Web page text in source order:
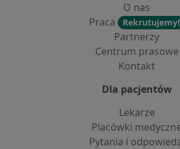
O nas
Praca
Rekrutujemy!
Partnerzy
Centrum prasowe
Kontakt
Dla pacjentów
Lekarze
Placówki
Pytania i